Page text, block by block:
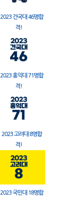
2023 건국대 46명합
격!
2023 홍익대 71명합
격!
2023 고려대 8명합
격!
2023 국민대 18명합